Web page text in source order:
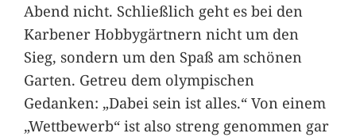
Abend nicht. Schließlich geht es bei den
Karbener Hobbygärtnern nicht um den
Sieg, sondern um den Spaß am schönen
Garten. Getreu dem olympischen
Gedanken: „Dabei sein ist alles.“ Von einem
„Wettbewerb“ ist also streng genommen gar